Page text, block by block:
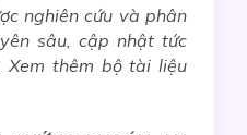
nghiên cứu và phân
sâu, cập nhật tức
Xem thêm bộ tài liệu